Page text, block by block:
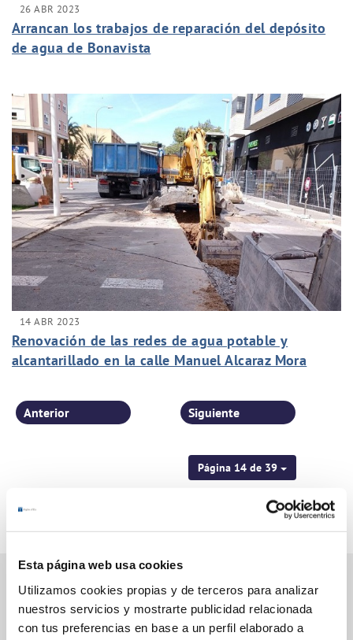
Esta página web usa cookies
Utilizamos cookies propias y de terceros para analizar
nuestros servicios y mostrarte publicidad relacionada
con tus preferencias en base a un perfil elaborado a
26 ABR 2023
Arrancan los trabajos de reparación del depósito
de agua de Bonavista
14 ABR 2023
Renovación de las redes de agua potable y
alcantarillado en la calle Manuel Alcaraz Mora
Página 14 de 39
Anterior Siguiente
Gestiones Online